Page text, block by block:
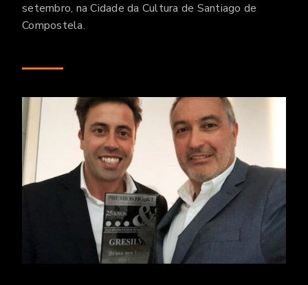
setembro, na Cidade da Cultura de Santiago de
Compostela.